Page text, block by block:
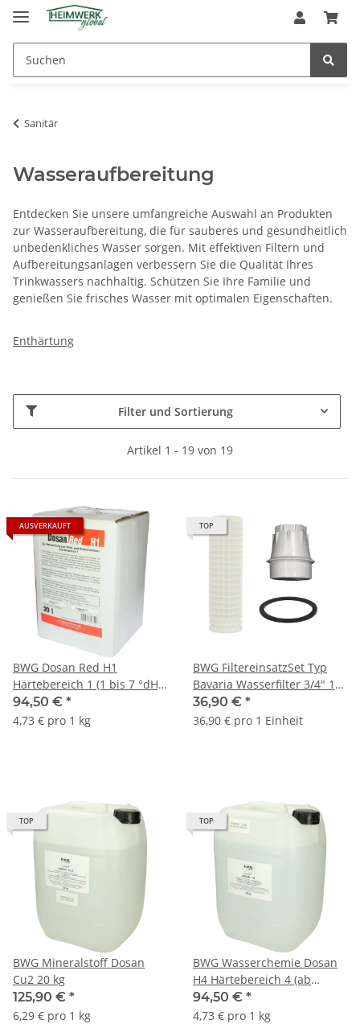
Sanitär
Wasseraufbereitung
Entdecken Sie unsere umfangreiche Auswahl an Produkten
zur Wasseraufbereitung, die für sauberes und gesundheitlich
unbedenkliches Wasser sorgen. Mit effektiven Filtern und
Aufbereitungsanlagen verbessern Sie die Qualität Ihres
Trinkwassers nachhaltig. Schützen Sie Ihre Familie und
genießen Sie frisches Wasser mit optimalen Eigenschaften.
Enthärtung
Filter und Sortierung
Artikel 1 - 19 von 19
AUSVERKAUFT
BWG Dosan Red H1
Härtebereich 1 (1 bis 7 °dH)
Wasserchemie
94,50 € *
4,73 € pro 1 kg
TOP
BWG FiltereinsatzSet Typ
Bavaria Wasserfilter 3/4" 1
1/4" 90 µm Adapter
Dichtung
36,90 € *
36,90 € pro 1 Einheit
TOP
BWG Mineralstoff Dosan
Cu2 20 kg
125,90 € *
6,29 € pro 1 kg
TOP
BWG Wasserchemie Dosan
H4 Härtebereich 4 (ab
21°dH) 20 kg
94,50 € *
4,73 € pro 1 kg